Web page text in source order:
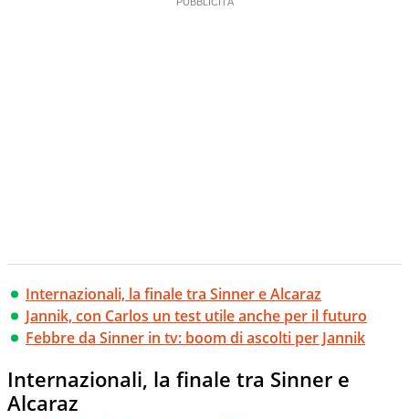
Internazionali, la finale tra Sinner e Alcaraz
Jannik, con Carlos un test utile anche per il futuro
Febbre da Sinner in tv: boom di ascolti per Jannik
Internazionali, la finale tra Sinner e
Alcaraz